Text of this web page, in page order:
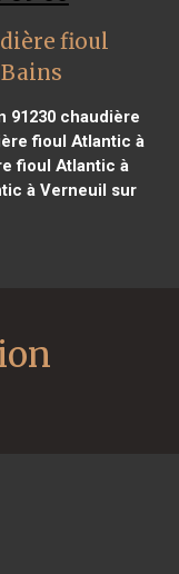
fioul
91230 chaudière
fioul Atlantic à
fioul Atlantic à
à Verneuil sur